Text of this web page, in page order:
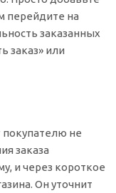
перейдите на
заказанных
заказ» или
покупателю не
заказа
и через короткое
Он уточнит